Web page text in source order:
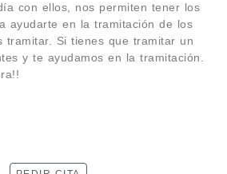
con ellos, nos permiten tener los
ayudarte en la tramitación de los
tramitar. Si tienes que tramitar un
y te ayudamos en la tramitación.